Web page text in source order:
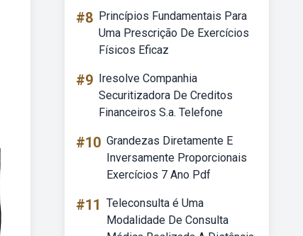
#8 Princípios Fundamentais Para
Uma Prescrição De Exercícios
Físicos Eficaz
#9 Iresolve Companhia
Securitizadora De Creditos
Financeiros S.a. Telefone
#10 Grandezas Diretamente E
Inversamente Proporcionais
Exercícios 7 Ano Pdf
#11 Teleconsulta é Uma
Modalidade De Consulta